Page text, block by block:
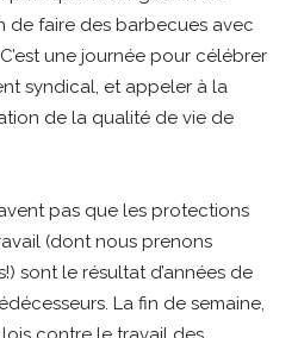
de faire des barbecues avec
une journée pour célébrer
syndical, et appeler à la
de la qualité de vie de
pas que les protections
(dont nous prenons
sont le résultat d’années de
La fin de semaine,